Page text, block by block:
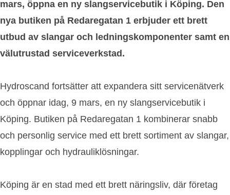
mars, öppna en ny slangservicebutik i Köping. Den
nya butiken på Redaregatan 1 erbjuder ett brett
utbud av slangar och ledningskomponenter samt en
välutrustad serviceverkstad.
Hydroscand fortsätter att expandera sitt servicenätverk
och öppnar idag, 9 mars, en ny slangservicebutik i
Köping. Butiken på Redaregatan 1 kombinerar snabb
och personlig service med ett brett sortiment av slangar,
kopplingar och hydrauliklösningar.
Köping är en stad med ett brett näringsliv, där företag